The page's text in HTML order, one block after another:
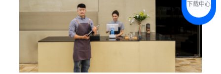
下载中心
预约试用
我是老客户，了解最新优惠